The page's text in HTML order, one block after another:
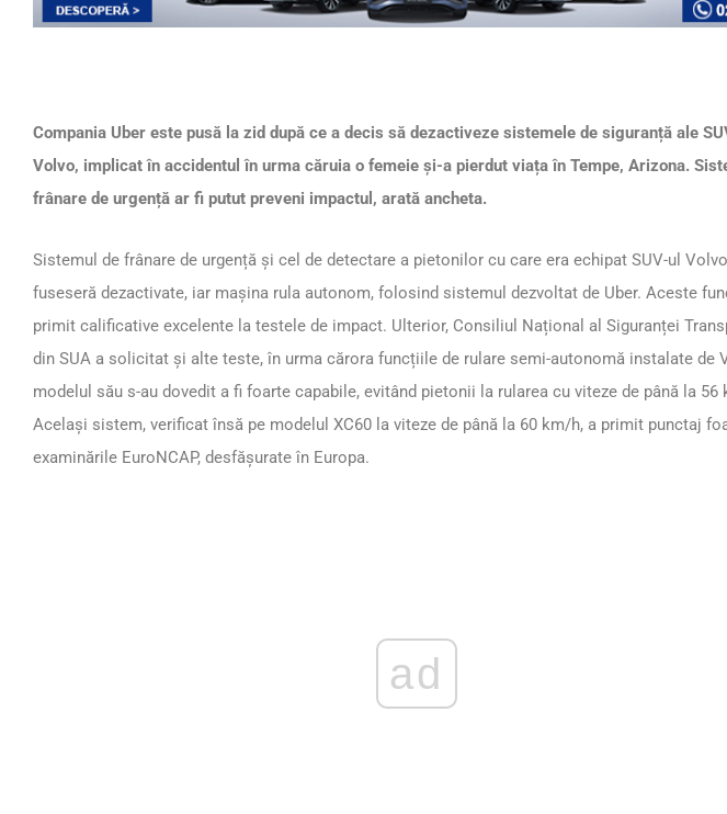
Compania Uber este pusă la zid după ce a decis să dezactiveze sistemele de siguranță ale
Volvo, implicat în accidentul în urma căruia o femeie și-a pierdut viața în Tempe, Arizona.
frânare de urgență ar fi putut preveni impactul, arată ancheta.
Sistemul de frânare de urgență și cel de detectare a pietonilor cu care era echipat SUV-ul
fuseseră dezactivate, iar mașina rula autonom, folosind sistemul dezvoltat de Uber. Aceste
primit calificative excelente la testele de impact. Ulterior, Consiliul Național al Siguranței
din SUA a solicitat și alte teste, în urma cărora funcțiile de rulare semi-autonomă instalate de
modelul său s-au dovedit a fi foarte capabile, evitând pietonii la rularea cu viteze de până la 56
Același sistem, verificat însă pe modelul XC60 la viteze de până la 60 km/h, a primit punctaj
examinările EuroNCAP, desfășurate în Europa.
ad